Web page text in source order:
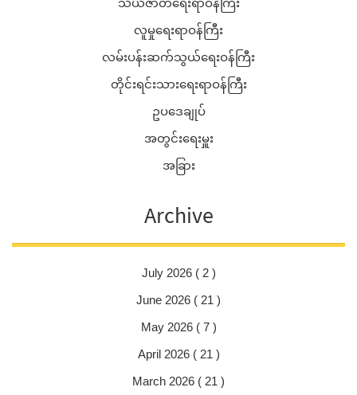
သယံဇာတရေးရာဝန်ကြီး
လူမှုရေးရာဝန်ကြီး
လမ်းပန်းဆက်သွယ်ရေးဝန်ကြီး
တိုင်းရင်းသားရေးရာဝန်ကြီး
ဥပဒေချုပ်
အတွင်းရေးမှူး
အခြား
Archive
July 2026 ( 2 )
June 2026 ( 21 )
May 2026 ( 7 )
April 2026 ( 21 )
March 2026 ( 21 )